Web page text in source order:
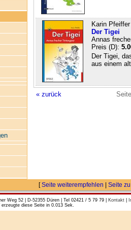
Karin Pfeiffer
Der Tigei
Annas
Preis (D):
Der Tigei,
aus einem
« zurück
[Seite weiterempfehlen Seite
Weg 52 | D-52355 Düren | Tel 02421 / 5 79 79 | Kontakt|
erzeugte diese Seite in 0.013 Sek.